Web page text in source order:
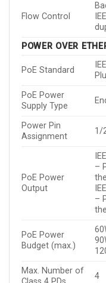
Flow Control
POWER OVER
PoE Standard
PoE Power
Supply Type
Power Pin
Assignment
1/
PoE Power
Output
–
–
PoE Power
Budget (max.)
Max. Number of
4